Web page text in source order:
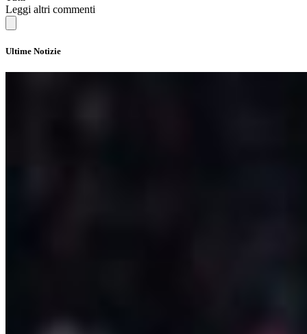
Leggi altri commenti
Ultime Notizie